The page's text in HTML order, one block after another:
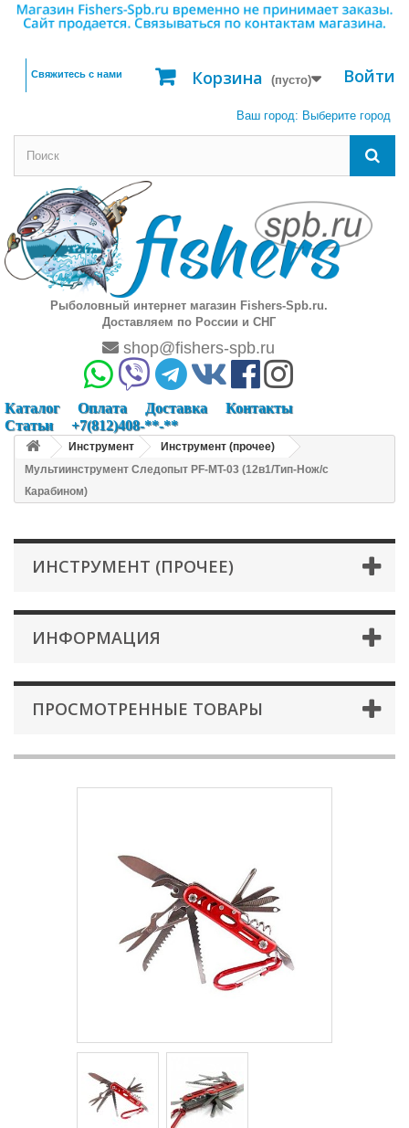
Войти
Корзина (пусто)
Свяжитесь с нами
Ваш город: Выберите город
Рыболовный интернет магазин Fishers-Spb.ru.
Доставляем по России и СНГ
shop@fishers-spb.ru
Каталог Оплата Доставка
Контакты
Статьи
+7(812)408-**-**
Инструмент
Инструмент (прочее)
Мультиинструмент Следопыт PF-MT-03 (12в1/Тип-Нож/с
Карабином)
ИНСТРУМЕНТ (ПРОЧЕЕ)
ИНФОРМАЦИЯ
ПРОСМОТРЕННЫЕ ТОВАРЫ